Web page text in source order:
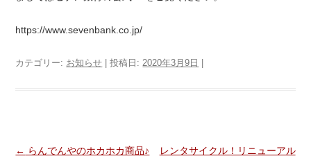
https://www.sevenbank.co.jp/
カテゴリー: お知らせ | 投稿日: 2020年3月9日
投稿ナビゲーション
← らんでんやのホカホカ商品♪
レンタサイクル！リニューアル